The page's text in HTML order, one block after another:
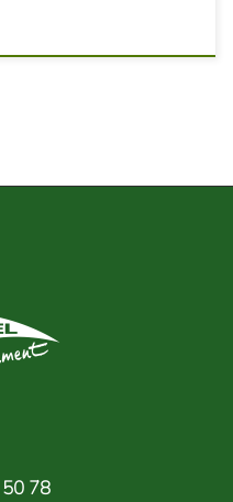
78